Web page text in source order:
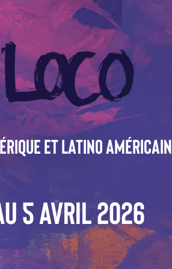
et latino américain
5 AVRIL 2026